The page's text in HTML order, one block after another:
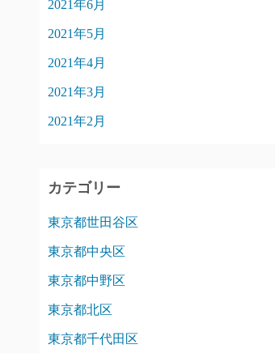
2021年6月
2021年5月
2021年4月
2021年3月
2021年2月
カテゴリー
東京都世田谷区
東京都中央区
東京都中野区
東京都北区
東京都千代田区